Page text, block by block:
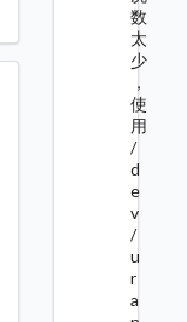
数
太
少
，
使
用
/
d
e
v
/
u
r
a